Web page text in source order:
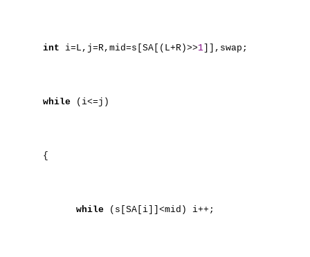
int i=L,j=R,mid=s[SA[(L+R)>>1 ]],swap;
while (i<=j)
{
while (s[SA[i]]<mid) i++;